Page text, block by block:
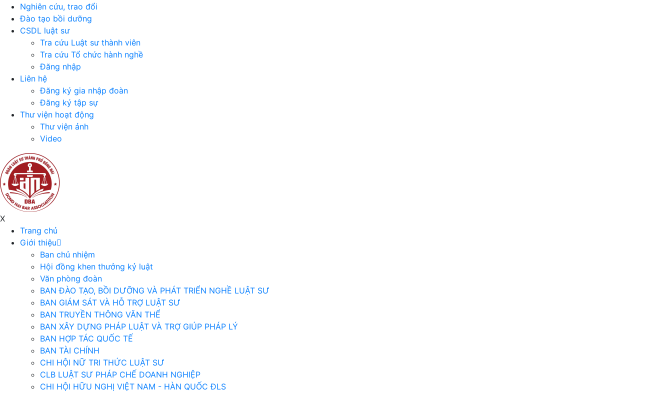
Nghiên cứu, trao đổi
Đào tạo bồi dưỡng
CSDL luật sư
Tra cứu Luật sư thành viên
Tra cứu Tổ chức hành nghề
Đăng nhập
Liên hệ
Đăng ký gia nhập đoàn
Đăng ký tập sự
Thư viện hoạt động
Thư viện ảnh
Video
X
Trang chủ
Giới thiệu
Ban chủ nhiệm
Hội đồng khen thưởng kỷ luật
Văn phòng đoàn
BAN ĐÀO TẠO, BỒI DƯỠNG VÀ PHÁT TRIỂN NGHỀ LUẬT SƯ
BAN GIÁM SÁT VÀ HỖ TRỢ LUẬT SƯ
BAN TRUYỀN THÔNG VĂN THỂ
BAN XÂY DỰNG PHÁP LUẬT VÀ TRỢ GIÚP PHÁP LÝ
BAN HỢP TÁC QUỐC TẾ
BAN TÀI CHÍNH
CHI HỘI NỮ TRI THỨC LUẬT SƯ
CLB LUẬT SƯ PHÁP CHẾ DOANH NGHIỆP
CHI HỘI HỮU NGHỊ VIỆT NAM - HÀN QUỐC ĐLS